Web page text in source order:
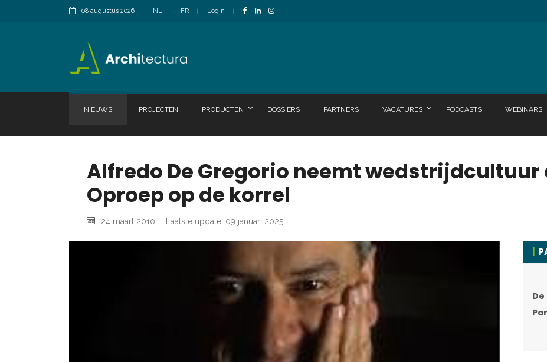
08 augustus 2026 NL FR Login
NIEUWS PROJECTEN PRODUCTEN DOSSIERS PARTNERS VACATURES PODCASTS WEBINARS
Alfredo De Gregorio neemt wedstrijdcultuur
Oproep op de korrel
24 maart 2010 Laatste update: 09 januari 2025